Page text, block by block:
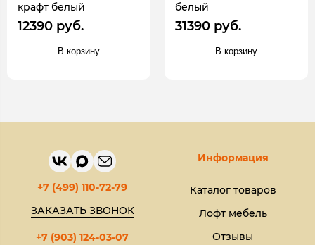
крафт белый
12390 руб.
В корзину
белый
31390 руб.
В корзину
+7 (499) 110-72-79
ЗАКАЗАТЬ ЗВОНОК
+7 (903) 124-03-07
Информация
Каталог товаров
Лофт мебель
Отзывы